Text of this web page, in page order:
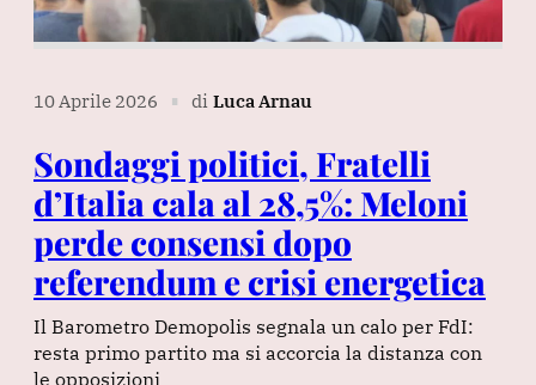
10 Aprile 2026 ∎ di Luca Arnau
Sondaggi politici, Fratelli
d’Italia cala al 28,5%: Meloni
perde consensi dopo
referendum e crisi energetica
Il Barometro Demopolis segnala un calo per FdI:
resta primo partito ma si accorcia la distanza con
le opposizioni